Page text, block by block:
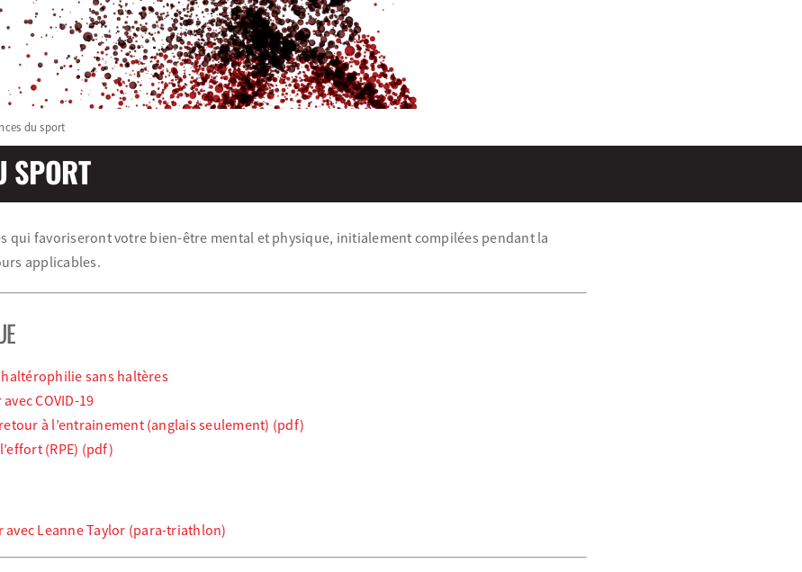
du sport
SPORT
qui favoriseront votre bien-être mental et physique, initialement compilées pendant la
applicables.
sans haltères
COVID-19
à l’entrainement (anglais seulement) (pdf)
(RPE) (pdf)
avec Leanne Taylor (para-triathlon)